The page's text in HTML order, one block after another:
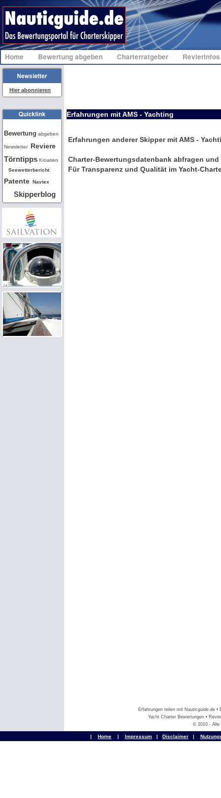
Home Bewertung abgeben Charterratgeber
Erfahrungen mit AMS - Yachting
Hier abonnieren
Bw
Bewertung abgeben
Newsletter Reviere
Törntipps Kroatien
Seewetterbericht
Patente Navtex
Skipperblog
Erfahrungen anderer Skipper mit AMS -
Charter-Bewertungsdatenbank abfragen
Für Transparenz und Qualität im Yacht-
Erfahrungen teilen mit Nauticguide.de
Yacht Charter Bewertungen •
© 2010 - Alle
| Home | Impressum | Disclaimer |